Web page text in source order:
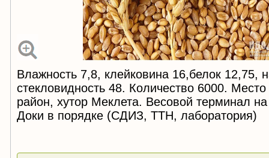
Влажность 7,8, клейковина 16,белок 12,75,
стекловидность 48. Количество 6000. Место
район, хутор Меклета. Весовой терминал на
Доки в порядке (СДИЗ, ТТН, лаборатория)